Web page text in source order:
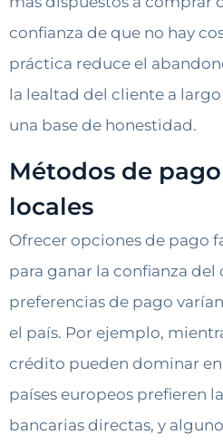
confianza de que no hay
práctica reduce el
la lealtad del cliente a
una base de honestidad.
Métodos de
locales
Ofrecer opciones de pago
para ganar la confianza del
preferencias de pago
el país. Por ejemplo,
crédito pueden dominar en
países europeos prefieren
bancarias directas, y